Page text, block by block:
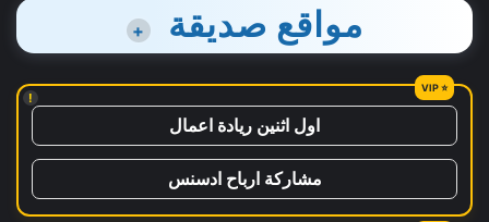
مواقع صديقة +
!
اول اثنين ريادة اعمال
مشاركة ارباح ادسنس